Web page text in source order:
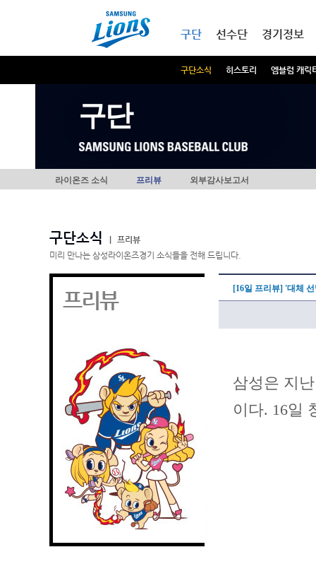
구단
구단소식 히스토리 엠블럼 캐릭
선수단 경기정보
구단
라이온즈 소식 프리뷰 외부감사보고서
구단소식
프리뷰
미리 만나는 삼성라이온즈경기 소식들을 전해 드립니다.
프리뷰 [16일 프리뷰] '대체
삼성은 지
이다. 16일